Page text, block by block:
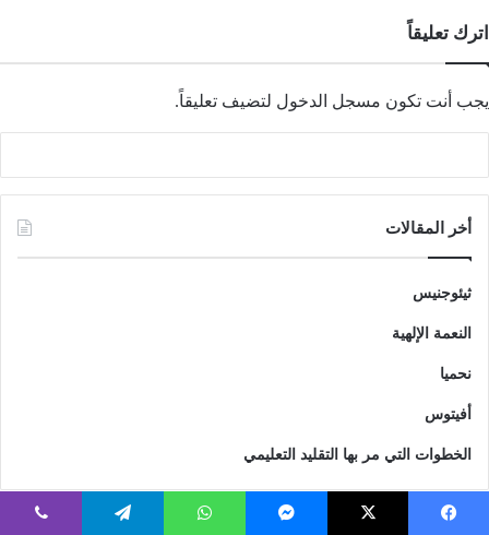
اترك تعليقاً
يجب أنت تكون مسجل الدخول لتضيف تعليقاً.
أخر المقالات
ثيئوجنيس
النعمة الإلهية
نحميا
أفيتوس
الخطوات التي مر بها التقليد التعليمي